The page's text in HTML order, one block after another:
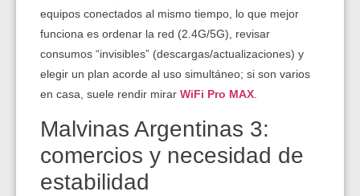
equipos conectados al mismo tiempo, lo que mejor
funciona es ordenar la red (2.4G/5G), revisar
consumos “invisibles” (descargas/actualizaciones) y
elegir un plan acorde al uso simultáneo; si son varios
en casa, suele rendir mirar WiFi Pro MAX
Malvinas Argentinas 3:
comercios y necesidad de
estabilidad